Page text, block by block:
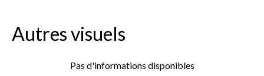
Autres visuels
Pas d'informations disponibles